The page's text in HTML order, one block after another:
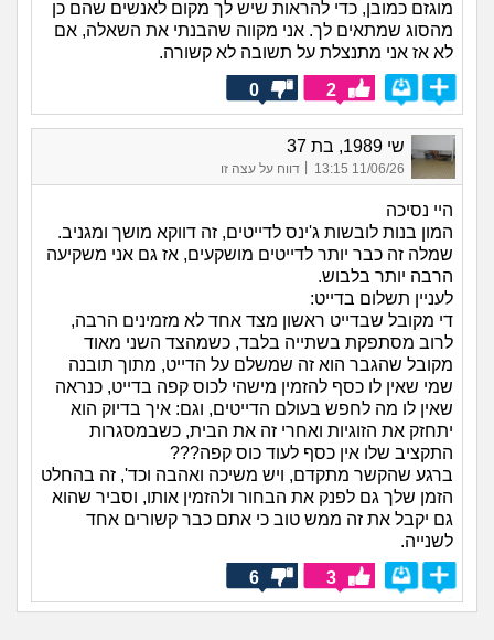
מוגזם כמובן, כדי להראות שיש לך מקום לאנשים שהם כן
מהסוג שמתאים לך. אני מקווה שהבנתי את השאלה, אם
לא אז אני מתנצלת על תשובה לא קשורה.
2
0
שי 1989, בת 37
11/06/26 13:15
| דווח על עצה זו
היי נסיכה
המון בנות לובשות ג'ינס לדייטים, זה דווקא מושך ומגניב.
שמלה זה כבר יותר לדייטים מושקעים, אז גם אני משקיעה
הרבה יותר בלבוש.
לעניין תשלום בדייט:
די מקובל שבדייט ראשון מצד אחד לא מזמינים הרבה,
לרוב מסתפקת בשתייה בלבד, כשמהצד השני מאוד
מקובל שהגבר הוא זה שמשלם על הדייט, מתוך תובנה
שמי שאין לו כסף להזמין מישהי לכוס קפה בדייט, כנראה
שאין לו מה לחפש בעולם הדייטים, וגם: איך בדיוק הוא
יתחזק את הזוגיות ואחרי זה את הבית, כשבמסגרות
התקציב שלו אין כסף לעוד כוס קפה???
ברגע שהקשר מתקדם, ויש משיכה ואהבה וכד', זה בהחלט
הזמן שלך גם לפנק את הבחור ולהזמין אותו, וסביר שהוא
גם יקבל את זה ממש טוב כי אתם כבר קשורים אחד
לשנייה.
3
6